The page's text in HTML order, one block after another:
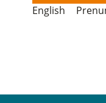
English